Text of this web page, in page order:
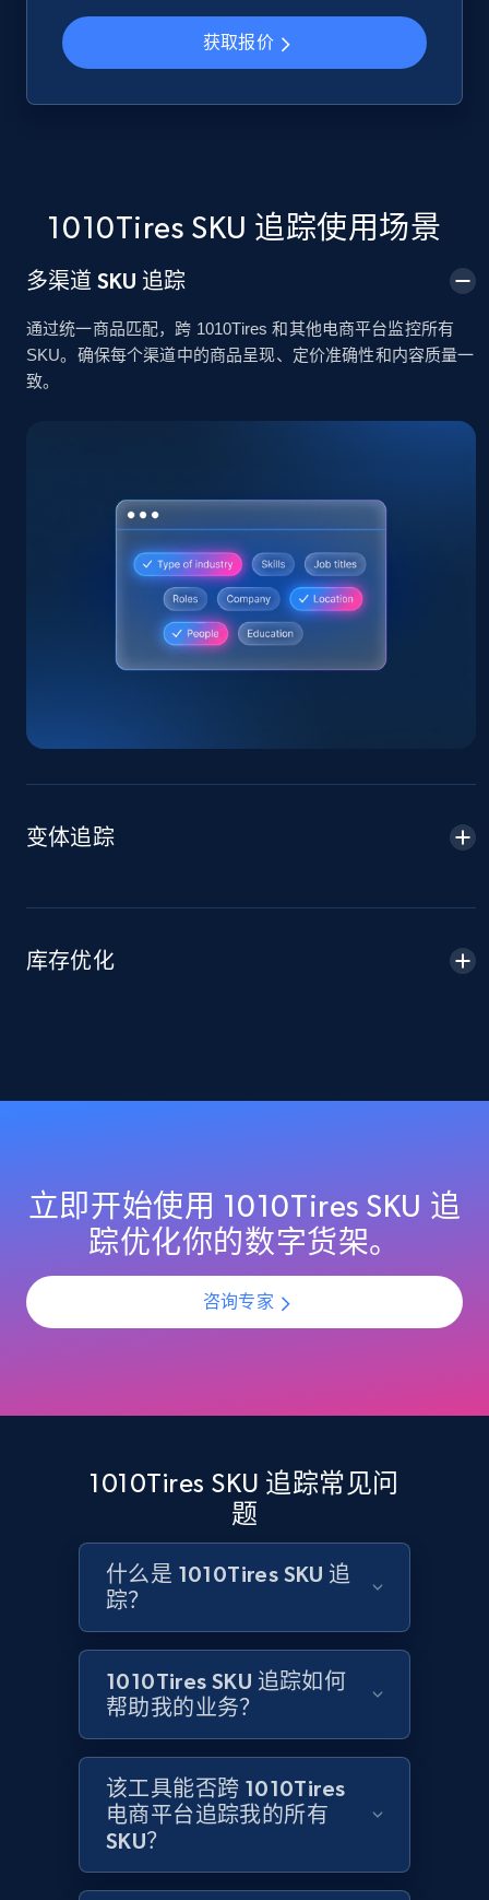
Google Shopping
web using keywords
URL, Product id, Title, Product description,
Amazon products global dataset
Title, Seller name, Brand, Description, Initial
price, Currency, Availability, Reviews count, and
Amazon products global dataset - Collects
price, Currency, Availability, Reviews count, and
Amazon products global dataset -
price, Currency, Availability, Reviews count, and
more.
2.1K+ 375+ 立即开始
price, Currency, Availability, Reviews count, and
more.
2.1K+ 375+ 立即开始
Amazon products global dataset - Collect
Amazon products by seller URL
Title, Seller name, Brand, Description, Initial
price, Currency, Availability, Reviews count, and
more.
2.1K+ 375+ 立即开始
获取报价
1010Tires SKU 追踪使用场景
多渠道 SKU 追踪
通过统一商品匹配，跨 1010Tires 和其他电商平台监控所有
SKU。确保每个渠道中的商品呈现、定价准确性和内容质量一
致。
变体追踪
库存优化
立即开始使用 1010Tires SKU 追
踪优化你的数字货架。
咨询专家
1010Tires SKU 追踪常见问
题
什么是 1010Tires SKU 追
踪？
1010Tires SKU 追踪如何
帮助我的业务？
该工具能否跨 1010Tires
电商平台追踪我的所有
SKU？